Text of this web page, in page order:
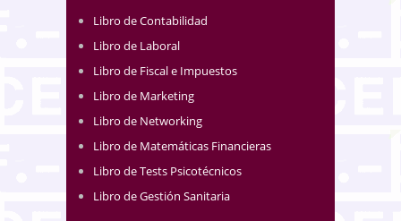
Libro de Contabilidad
Libro de Laboral
Libro de Fiscal e Impuestos
Libro de Marketing
Libro de Networking
Libro de Matemáticas Financieras
Libro de Tests Psicotécnicos
Libro de Gestión Sanitaria